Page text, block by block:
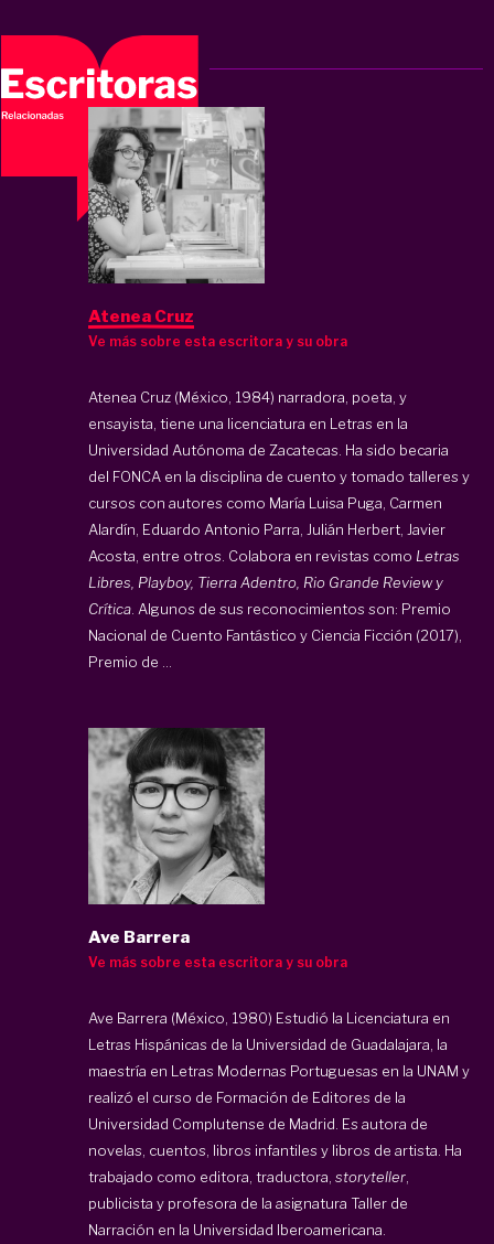
Atenea Cruz
Ve más sobre esta escritora y su obra
Atenea Cruz (México, 1984) narradora, poeta, y
ensayista, tiene una licenciatura en Letras en la
Universidad Autónoma de Zacatecas. Ha sido becaria
del FONCA en la disciplina de cuento y tomado talleres y
cursos con autores como María Luisa Puga, Carmen
Alardín, Eduardo Antonio Parra, Julián Herbert, Javier
Acosta, entre otros. Colabora en revistas como Letras
Libres, Playboy, Tierra Adentro, Rio Grande Review y
Crítica . Algunos de sus reconocimientos son: Premio
Nacional de Cuento Fantástico y Ciencia Ficción (2017),
Premio de ...
Ave Barrera
Ve más sobre esta escritora y su obra
Ave Barrera (México, 1980) Estudió la Licenciatura en
Letras Hispánicas de la Universidad de Guadalajara, la
maestría en Letras Modernas Portuguesas en la UNAM y
realizó el curso de Formación de Editores de la
Universidad Complutense de Madrid. Es autora de
novelas, cuentos, libros infantiles y libros de artista. Ha
trabajado como editora, traductora, storyteller
publicista y profesora de la asignatura Taller de
Narración en la Universidad Iberoamericana.